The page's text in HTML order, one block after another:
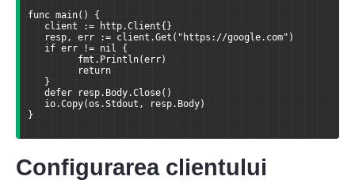
func main() {
client := http.Client{}
resp, err := client.Get("https://google.com")
if err != nil {
fmt.Println(err)
return
}
defer resp.Body.Close()
io.Copy(os.Stdout, resp.Body)
}
Configurarea clientului